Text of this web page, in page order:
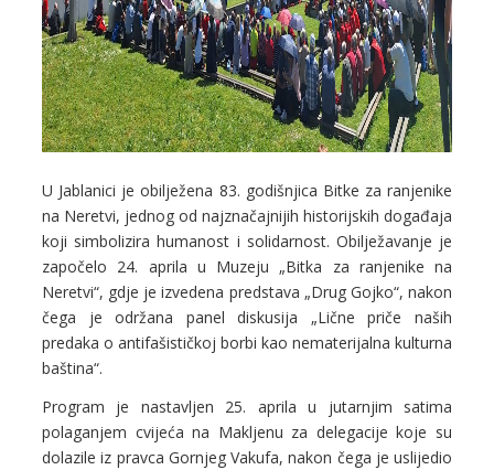
U Jablanici je obilježena 83. godišnjica Bitke za ranjenike
na Neretvi, jednog od najznačajnijih historijskih događaja
koji simbolizira humanost i solidarnost. Obilježavanje je
započelo 24. aprila u Muzeju „Bitka za ranjenike na
Neretvi“, gdje je izvedena predstava „Drug Gojko“, nakon
čega je održana panel diskusija „Lične priče naših
predaka o antifašističkoj borbi kao nematerijalna kulturna
baština“.
Program je nastavljen 25. aprila u jutarnjim satima
polaganjem cvijeća na Makljenu za delegacije koje su
dolazile iz pravca Gornjeg Vakufa, nakon čega je uslijedio